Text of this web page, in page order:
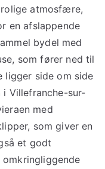
atmosfære,
en afslappende
bydel med
som fører ned til
ligger side om side
i Villefranche-sur-
med
som giver en
et godt